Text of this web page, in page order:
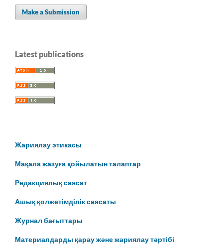
Make a Submission
Latest publications
Жариялау этикасы
Мақала жазуға қойылатын талаптар
Редакциялық саясат
Ашық қолжетімділік саясаты
Журнал бағыттары
Материалдарды қарау және жариялау тәртібі